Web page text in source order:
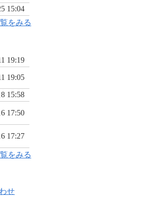
15:04
をみる
19:19
19:05
15:58
17:50
17:27
をみる
せ